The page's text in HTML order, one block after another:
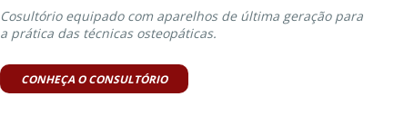
Cosultório equipado com aparelhos de última geração para
a prática das técnicas osteopáticas.
CONHEÇA O CONSULTÓRIO